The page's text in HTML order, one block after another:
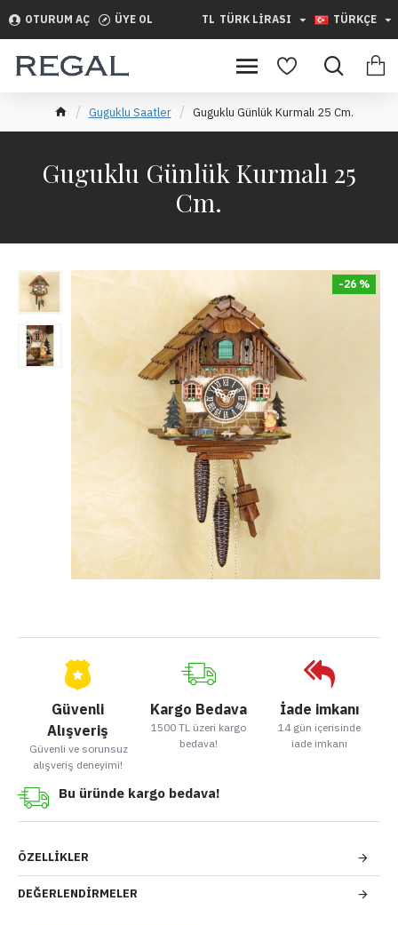
OTURUM AÇ ÜYE OL TL TÜRK LIRASI TÜRKÇE
Guguklu Saatler Guguklu Günlük Kurmalı 25 Cm.
Guguklu Günlük Kurmalı 25
Cm.
-26 %
Güvenli
Alışveriş
Güvenli ve sorunsuz
alışveriş deneyimi!
Kargo Bedava
1500 TL üzeri kargo
bedava!
İade imkanı
14 gün içerisinde
iade imkanı
ÖZELLIKLER
DEĞERLENDIRMELER
Bu üründe kargo bedava!